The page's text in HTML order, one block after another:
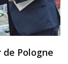
Pologne